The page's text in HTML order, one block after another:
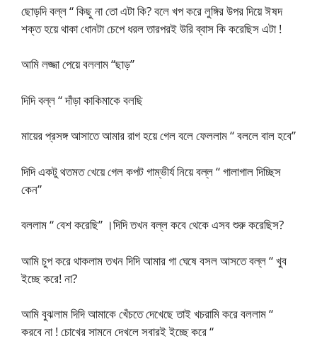
ছোড়দি বল্ল “ কিছু না তো এটা কি? বলে খপ করে লুঙ্গির উপর দিয়ে ঈষদ
শক্ত হয়ে থাকা ধোনটা চেপে ধরল তারপরই উরি ব্বাস কি করেছিস এটা !
আমি লজ্জা পেয়ে বললাম “ছাড়”
দিদি বল্ল “ দাঁড়া কাকিমাকে বলছি
মায়ের প্রসঙ্গ আসাতে আমার রাগ হয়ে গেল বলে ফেললাম “ বললে বাল হবে”
দিদি একটু থতমত খেয়ে গেল কপট গাম্ভীর্য নিয়ে বল্ল “ গালাগাল দিচ্ছিস
কেন”
বললাম “ বেশ করেছি” ।দিদি তখন বল্ল কবে থেকে এসব শুরু করেছিস?
আমি চুপ করে থাকলাম তখন দিদি আমার গা ঘেষে বসল আসতে বল্ল “ খুব
ইচ্ছে করে! না?
আমি বুঝলাম দিদি আমাকে খেঁচতে দেখেছে তাই খচরামি করে বললাম “
করবে না ! চোখের সামনে দেখলে সবারই ইচ্ছে করে “